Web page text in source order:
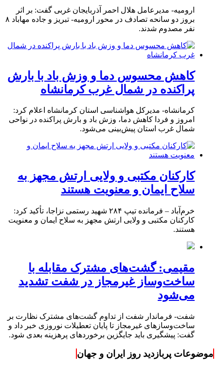
ارومیه- مدیرعامل هلال احمر آذربایجان غربی گفت: بر اثر
بروز دو سانحه تصادف در محور ارومیه- تبریز و جاده مهاباد ۸
نفر مصدوم شدند.
کاهش محسوس دما و وزش باد با بارش
پراکنده در شمال غرب کرمانشاه
کرمانشاه- مدیرکل هواشناسی استان کرمانشاه اعلام کرد:
امروز و فردا کاهش دما، وزش باد و بارش پراکنده در نواحی
شمال غرب استان پیش‌بینی می‌شود.
کارکنان مکتبی و ولایی ارتش مجهز به
سلاح ایمان و معنویت هستند
خرم‌آباد – فرمانده تیپ ۲۸۴ شهید رستمی نزاجا، تأکید کرد:
کارکنان مکتبی و ولایی ارتش مجهز به سلاح ایمان و معنویت
هستند.
مقیمی: گشت‌های مشترک مقابله با
ساخت‌وساز غیرمجاز در شفت تشدید
می‌شود
شفت- فرماندار شفت از تداوم گشت‌های مشترک نظارت بر
ساخت‌وسازهای غیرمجاز تا پایان تعطیلات نوروزی خبر داد و
گفت: پیشگیری باید جایگزین برخوردهای پرهزینه بعدی شود.
موضوعات پربازدید روز ایران و جهان